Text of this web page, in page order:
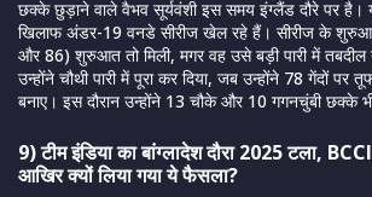
छक्के छुड़ाने वाले वैभव सूर्यवंशी इस समय इंग्लैंड दौरे पर है।
खिलाफ अंडर-19 वनडे सीरीज खेल रहे हैं। सीरीज के
और 86) शुरुआत तो मिली, मगर वह उसे बड़ी पारी में
उन्होंने चौथी पारी में पूरा कर दिया, जब उन्होंने 78 गेंदों पर
बनाए। इस दौरान उन्होंने 13 चौके और 10 गगनचुंबी छक्के
9) टीम इंडिया का बांग्लादेश दौरा 2025 टला,
आखिर क्यों लिया गया ये फैसला?